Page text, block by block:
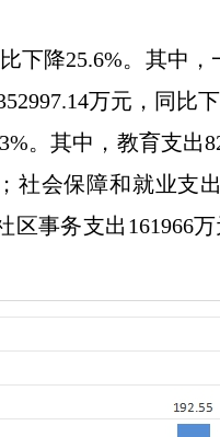
下降25.6%。其中，
万元 ， 同比
%。其中，教育支出
社会保障和就业支出
区事务支出 161966万